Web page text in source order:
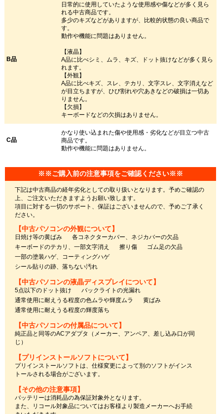
B品
日常的に使用していたような使用感や傷などが多く見ら
れる中古商品です。
多少のキズなどがありますが、比較的状態の良い商品で
す。
動作や機能に問題はありません。
【液晶】
A品に比べシミ、ムラ、キズ、ドット抜けなどが多く見ら
れます。
【外観】
A品に比べキズ、スレ、テカリ、文字スレ、文字消えなど
が目立ちますが、ひび割れや穴あきなどの破損は一切あ
りません。
【欠損】
キーボードなどの欠損はありません。
C品
かなり使い込まれた傷や使用感・劣化などが目立つ中古
商品です。
動作や機能に問題はありません。
※※ご購入前の注意事項をご確認ください※※
下記は中古商品の経年劣化としての取り扱いとなります。予めご確認の
上、ご注文いただきますようお願い致します。
項目に対する一切のサポート、保証はございませんので、予めご了承く
ださい。
【中古パソコンの外観について】
日焼け等の黄ばみ
各コネクターカバー、ネジカバーの欠品
キーボードのテカリ、一部文字消え
擦り傷
ゴム足の欠品
一部の塗装ハゲ、コーティングハゲ
シール貼りの跡、落ちない汚れ
【中古パソコンの液晶ディスプレイについて】
5点以下のドット抜け
バックライトの光漏れ
通常使用に耐えうる程度の色ムラや輝度ムラ
黄ばみ
通常使用に耐えうる程度の輝度落ち
【中古パソコンの付属品について】
純正品と同等のACアダプタ（メーカー、アンペア、差し込み口が同
じ）
【プリインストールソフトについて】
プリインストールソフトは、仕様変更によって別のソフトがインス
トールされる場合がございます。
【その他の注意事項】
バッテリーは消耗品の為保証対象外となります。
また、リコール対象品についてはお客様より製造メーカーへお手続